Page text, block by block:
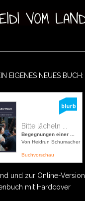
EIGENES NEUES BUCH:
Bitte lächeln ...
Begegnungen einer ...
Von Heidrun Schumacher
Buchvorschau
und zur Online-Version
mit Hardcover